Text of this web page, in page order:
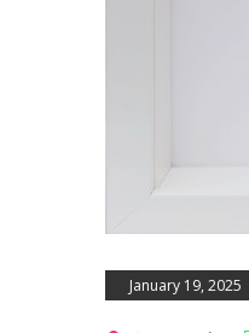
January 19, 2025